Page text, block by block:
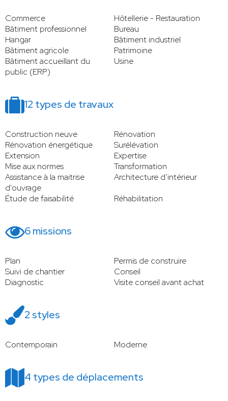
Commerce
Hôtellerie - Restauration
Bâtiment professionnel
Bureau
Hangar
Bâtiment industriel
Bâtiment agricole
Patrimoine
Bâtiment accueillant du
public (ERP)
Usine
12 types de travaux
Construction neuve
Rénovation
Rénovation énergétique
Surélévation
Extension
Expertise
Mise aux normes
Transformation
Assistance à la maitrise
d'ouvrage
Architecture d’intérieur
Étude de faisabilité
Réhabilitation
6 missions
Plan
Permis de construire
Suivi de chantier
Conseil
Diagnostic
Visite conseil avant achat
2 styles
Contemporain Moderne
4 types de déplacements